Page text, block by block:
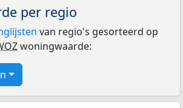
per regio
van regio's gesorteerd op
woningwaarde: